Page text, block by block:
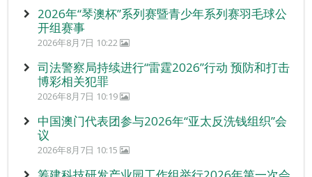
2026年“琴澳杯”系列赛暨青少年系列赛羽毛球公
开组赛事
2026年8月7日 10:22
司法警察局持续进行“雷霆2026”行动 预防和打击
博彩相关犯罪
2026年8月7日 10:19
中国澳门代表团参与2026年“亚太反洗钱组织”会
议
2026年8月7日 10:15